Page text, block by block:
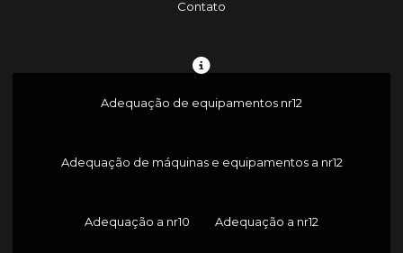
Contato
Adequação de equipamentos nr12
Adequação de máquinas e equipamentos a nr12
Adequação a nr10 Adequação a nr12